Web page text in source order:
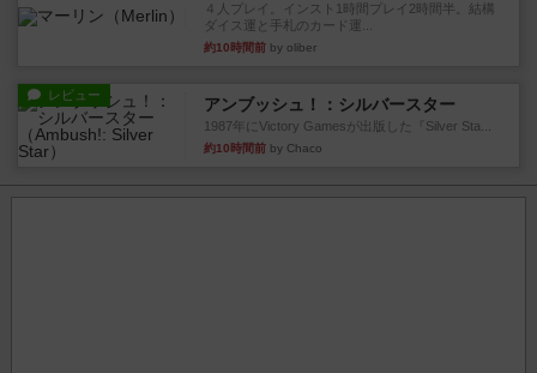
４人プレイ。インスト1時間プレイ2時間半。結構
ダイス運と手札のカード運...
約10時間前 by oliber
レビュー アンブッシュ！：シルバースター
1987年にVictory Gamesが出版した『Silver Sta...
約10時間前 by Chaco